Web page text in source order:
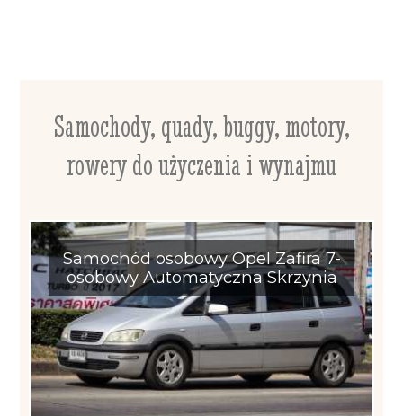
Samochody, quady, buggy, motory,
rowery do użyczenia i wynajmu
Samochód osobowy Opel Zafira 7-
osobowy Automatyczna Skrzynia